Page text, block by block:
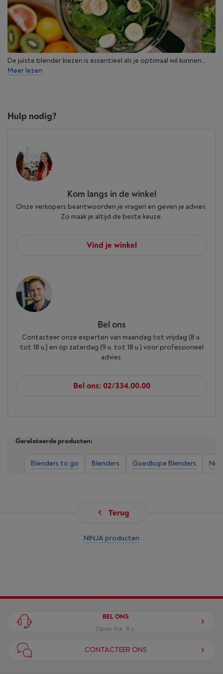
De juiste blender kiezen is essentieel als je optimaal wil kunnen...
Meer lezen
Hulp nodig?
Kom langs in de winkel
Onze verkopers beantwoorden je vragen en geven je advies.
Zo maak je altijd de beste keuze.
Vind je winkel
Bel ons
Contacteer onze experten van maandag tot vrijdag (8 u.
tot 18 u.) en op zaterdag (9 u. tot 18 u.) voor professioneel
advies.
Bel ons: 02/334.00.00
Gerelateerde producten:
Blenders to go Blenders Goedkope Blenders
Terug
NINJA producten
BEL ONS
Open ma. 8 u.
CONTACTEER ONS